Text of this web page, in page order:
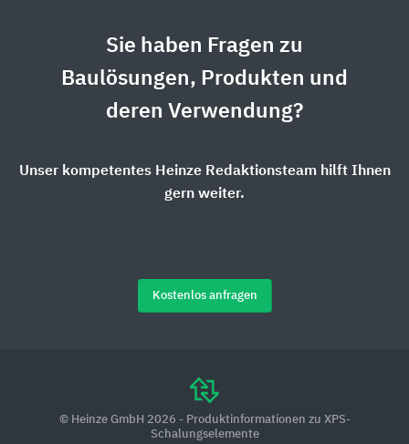
Sie haben Fragen zu
Baulösungen, Produkten und
deren Verwendung?
Unser kompetentes Heinze Redaktionsteam hilft Ihnen
gern weiter.
Kostenlos anfragen
© Heinze GmbH 2026 - Produktinformationen zu XPS-
Schalungselemente